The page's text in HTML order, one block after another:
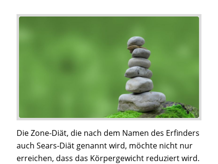
Die Zone-Diät, die nach dem Namen des Erfinders
auch Sears-Diät genannt wird, möchte nicht nur
erreichen, dass das Körpergewicht reduziert wird.